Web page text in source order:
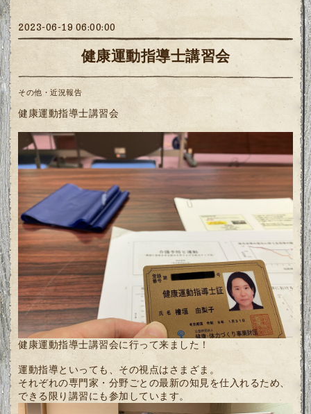
2023-06-19 06:00:00
健康運動指導士講習会
その他・近況報告
健康運動指導士講習会
健康運動指導士講習会に行って来ました！
運動指導といっても、その視点はさまざま。
それぞれの専門家・分野ごとの最新の知見を仕入れるため、
できる限り講習にも参加しています。